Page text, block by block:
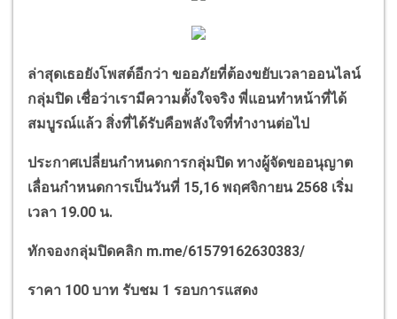
ล่าสุดเธอยังโพสต์อีกว่า ขออภัยที่ต้องขยับเวลาออนไลน์
กลุ่มปิด เชื่อว่าเรามีความตั้งใจจริง พี่แอนทำหน้าที่ได้
สมบูรณ์แล้ว สิ่งที่ได้รับคือพลังใจที่ทำงานต่อไป
ประกาศเปลี่ยนกำหนดการกลุ่มปิด ทางผู้จัดขออนุญาต
เลื่อนกำหนดการเป็นวันที่ 15,16 พฤศจิกายน 2568 เริ่ม
เวลา 19.00 น.
ทักจองกลุ่มปิดคลิก m.me/61579162630383/
ราคา 100 บาท รับชม 1 รอบการแสดง